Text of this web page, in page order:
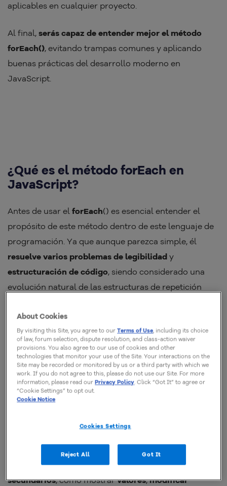
aplicables en cualquier proyecto.
Al final, serás capaz de entender mejor el método
forEach(), evitando trampas comunes y aplicando
buenas prácticas del desarrollo moderno en
JavaScript.
¿Qué es el método forEach en
JavaScript?
Antes de usar el forEach() es esencial entender el
propósito de este método dentro de este lenguaje de
programación. Ya que aunque parezca simple, él
resuelve varios problemas de legibilidad y
estructuración de código, siendo considerado una
evolución natural de las estructuras de repetición
Definición simple y objetiva
forEach()es una función nativa de arrays en
JavaScript que permiteejecutar una acción para cada
ítem del array, siguiendo el orden natural de los
cada iteración y no devuelve un nuevo array. Por lo
tanto, su función es puramenteejecutar efectos
secundarios, como mostrarvalores,modificar
About Cookies
By visiting this Site, you agree to ourTerms of Use, including its choice
of law, forum selection, dispute resolution, and class-action waiver
provisions. You also agree to our use of cookies and other
technologies that monitor your use of the Site. Your interactions on the
Site may be recorded or monitored by us or a third party with which we
work. If you do not agree to this, please do not use our Site. For more
information, please read ourPrivacy Policy. Click “Got It” to agree or
“Cookie Settings” to opt out.
Cookie Notice
Cookies Settings
Reject All Got It